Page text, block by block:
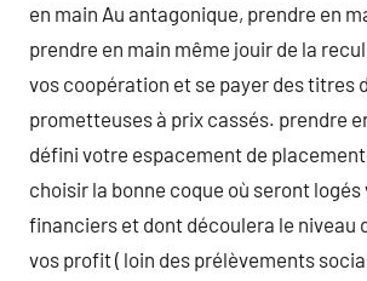
en main Au antagonique, prendre en
prendre en main même jouir de la
vos coopération et se payer des titres
prometteuses à prix cassés. prendre
défini votre espacement de
choisir la bonne coque où seront
financiers et dont découlera le niveau
vos profit ( loin des prélèvements